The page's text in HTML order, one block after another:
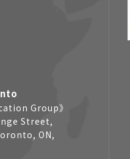
Group》
Street,
ON,